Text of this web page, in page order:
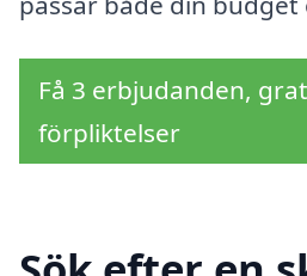
Få 3 erbjudanden,
förpliktelser